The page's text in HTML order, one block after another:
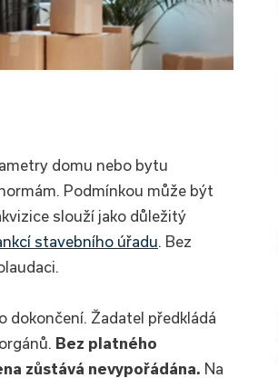
domu nebo bytu
Podmínkou může být
slouží jako důležitý
stavebního úřadu. Bez
dokončení. Žadatel předkládá
Bez platného
zůstává nevypořádána. Na